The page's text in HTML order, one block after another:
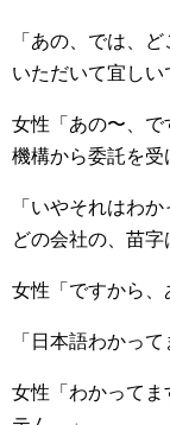
「あの、では、
いただいて宜しい
女性「あの〜、で
機構から委託を受
「いやそれはわ
どの会社の、苗字
女性「ですから
「日本語わかって
女性「わかってま